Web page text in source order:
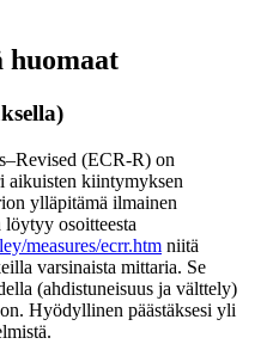
(ECR-R) on
aikuisten kiintymyksen
ylläpitämä ilmainen
osoitteesta
measures/ecrr.htm niitä
varsinaista mittaria. Se
(ahdistuneisuus ja välttely)
Hyödyllinen päästäksesi yli